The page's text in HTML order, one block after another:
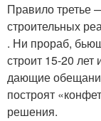
Правило третье
строительных
. Ни прораб,
строит 15-20
дающие
построят
решения.